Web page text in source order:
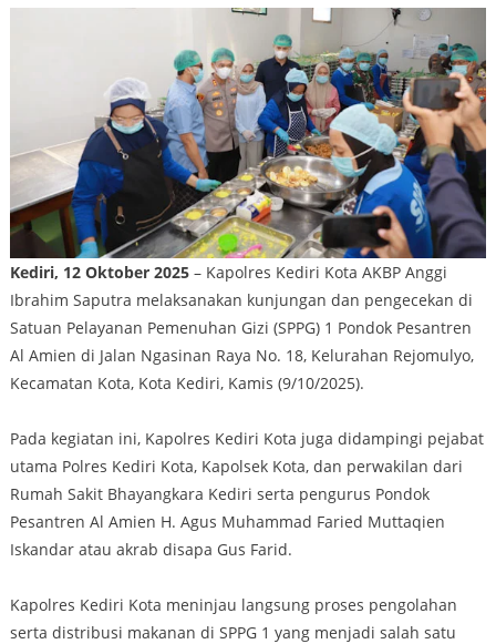
Kediri, 12 Oktober 2025– Kapolres Kediri Kota AKBP Anggi
Ibrahim Saputra melaksanakan kunjungan dan pengecekan di
Satuan Pelayanan Pemenuhan Gizi (SPPG) 1 Pondok Pesantren
Al Amien di Jalan Ngasinan Raya No. 18, Kelurahan Rejomulyo,
Kecamatan Kota, Kota Kediri, Kamis (9/10/2025).
Pada kegiatan ini, Kapolres Kediri Kota juga didampingi pejabat
utama Polres Kediri Kota, Kapolsek Kota, dan perwakilan dari
Rumah Sakit Bhayangkara Kediri serta pengurus Pondok
Pesantren Al Amien H. Agus Muhammad Faried Muttaqien
Iskandar atau akrab disapa Gus Farid.
Kapolres Kediri Kota meninjau langsung proses pengolahan
serta distribusi makanan di SPPG 1 yang menjadi salah satu